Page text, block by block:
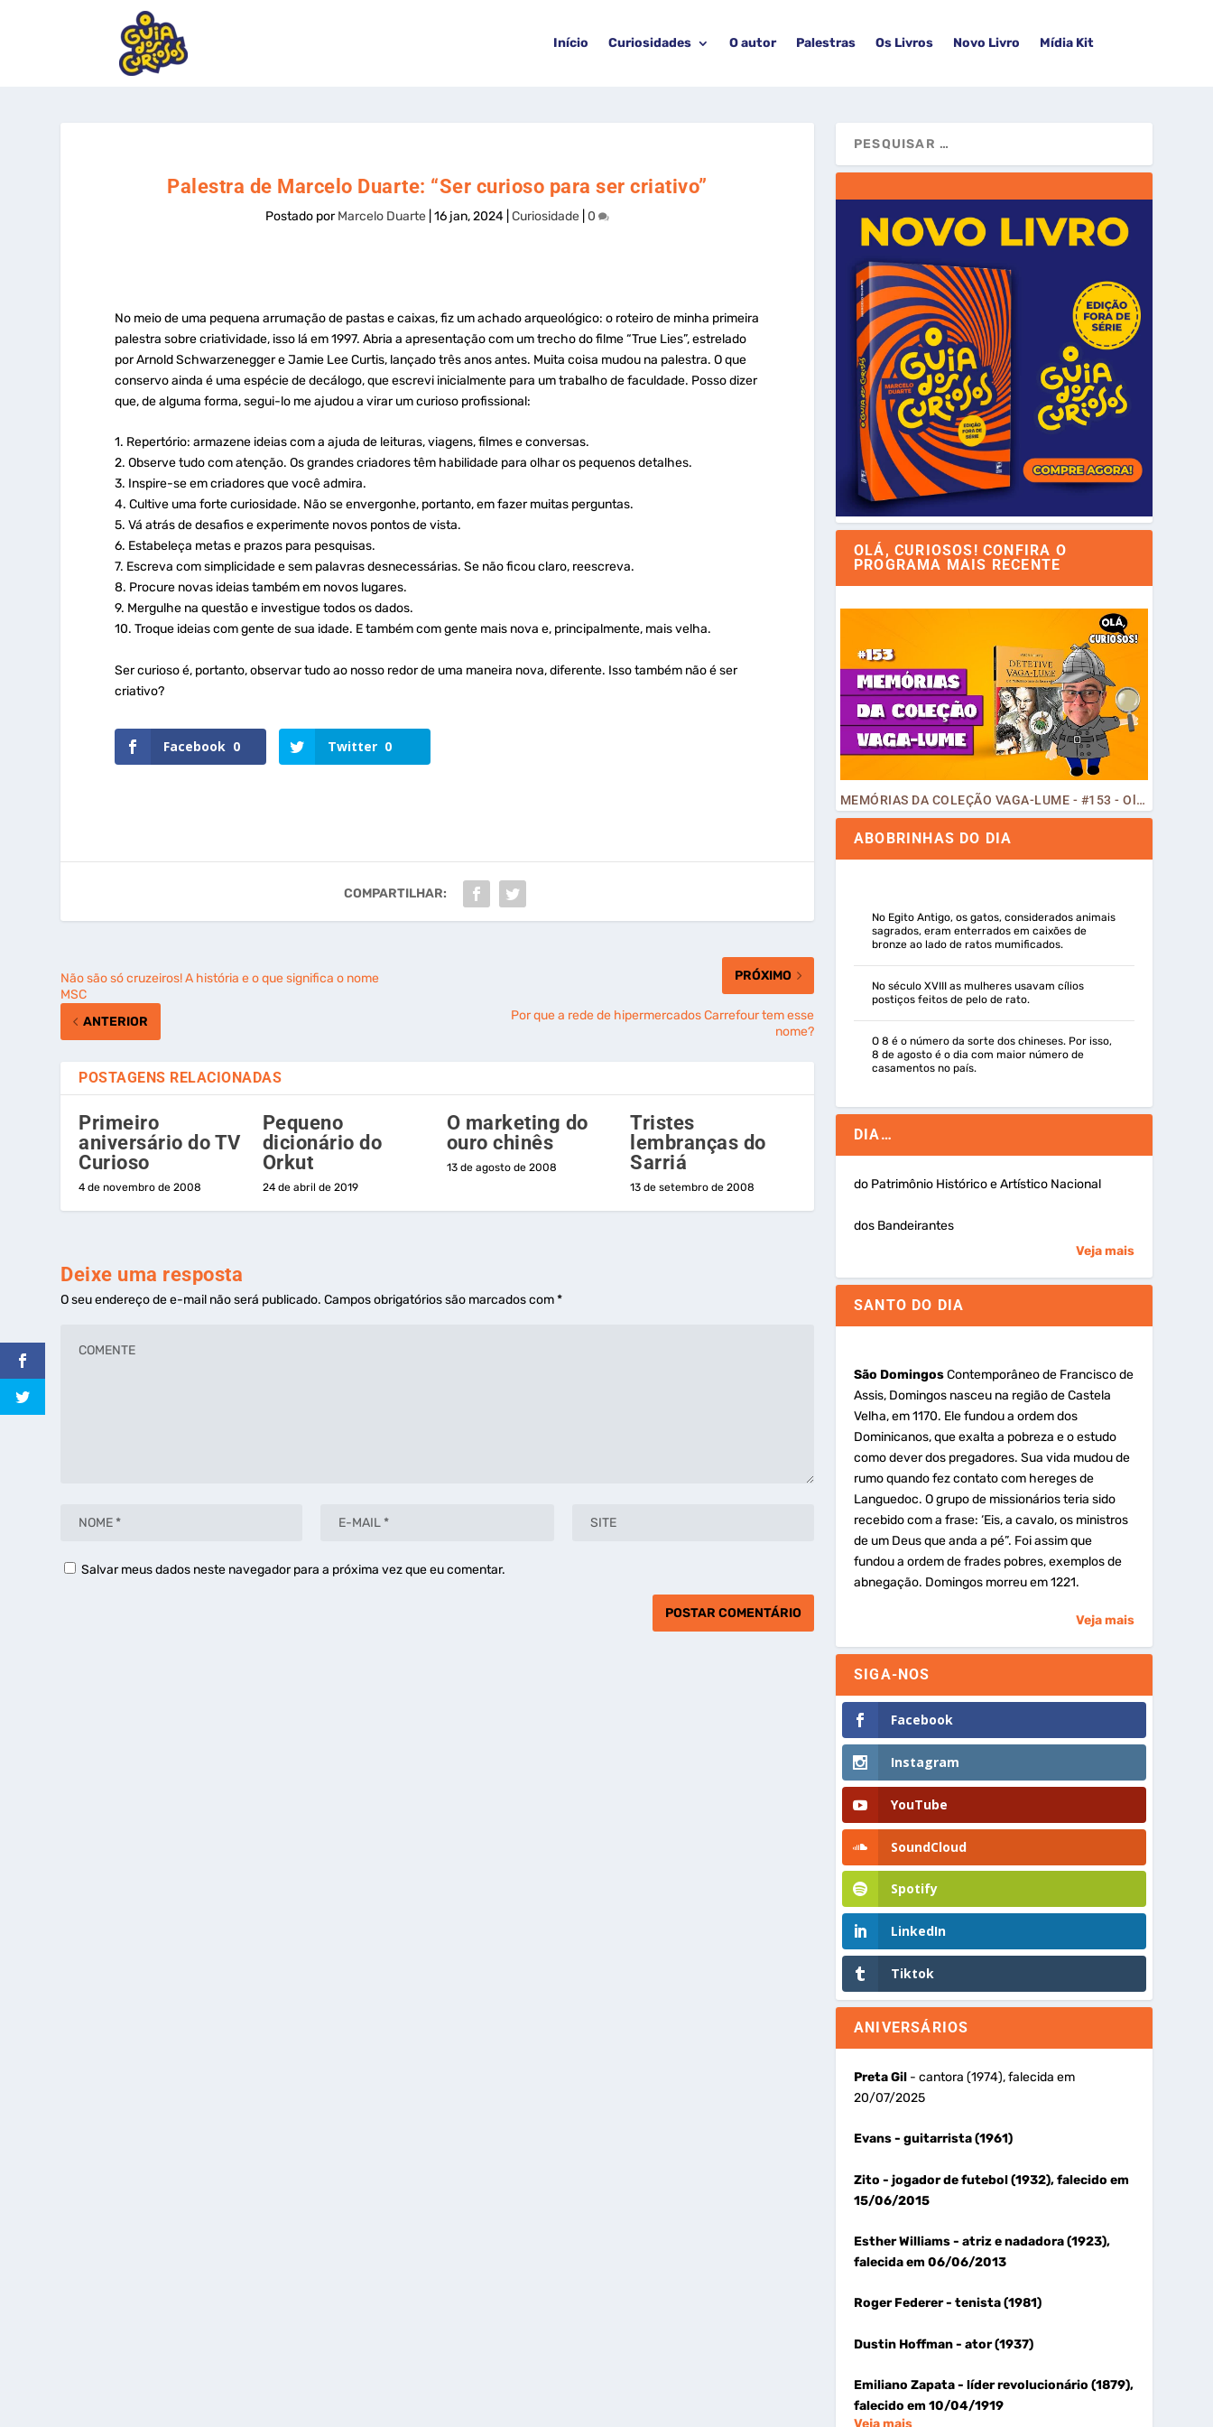
Início Curiosidades O autor Palestras Os Livros Novo Livro Mídia Kit
Palestra de Marcelo Duarte: “Ser curioso para ser criativo”
Postado porMarcelo Duarte |16 jan, 2024 |Curiosidade 0
No meio de uma pequena arrumação de pastas e caixas, fiz um achado arqueológico: o roteiro de minha primeira
palestra sobre criatividade, isso lá em 1997. Abria a apresentação com um trecho do filme “True Lies”, estrelado
por Arnold Schwarzenegger e Jamie Lee Curtis, lançado três anos antes. Muita coisa mudou na palestra. O que
conservo ainda é uma espécie de decálogo, que escrevi inicialmente para um trabalho de faculdade. Posso dizer
que, de alguma forma, segui-lo me ajudou a virar um curioso profissional:
1. Repertório: armazene ideias com a ajuda de leituras, viagens, filmes e conversas.
2. Observe tudo com atenção. Os grandes criadores têm habilidade para olhar os pequenos detalhes.
3. Inspire-se em criadores que você admira.
4. Cultive uma forte curiosidade. Não se envergonhe, portanto, em fazer muitas perguntas.
5. Vá atrás de desafios e experimente novos pontos de vista.
6. Estabeleça metas e prazos para pesquisas.
7. Escreva com simplicidade e sem palavras desnecessárias. Se não ficou claro, reescreva.
8. Procure novas ideias também em novos lugares.
9. Mergulhe na questão e investigue todos os dados.
10. Troque ideias com gente de sua idade. E também com gente mais nova e, principalmente, mais velha.
Ser curioso é, portanto, observar tudo ao nosso redor de uma maneira nova, diferente. Isso também não é ser
criativo?
Facebook 0 Twitter 0
COMPARTILHAR:
Não são só cruzeiros! A história e o que significa o nome
MSC
ANTERIOR
PRÓXIMO
Por que a rede de hipermercados Carrefour tem esse
nome?
POSTAGENS RELACIONADAS
Primeiro
aniversário do TV
Curioso
4 de novembro de 2008
Pequeno
dicionário do
Orkut
24 de abril de 2019
O marketing do
ouro chinês
13 de agosto de 2008
Tristes
lembranças do
Sarriá
13 de setembro de 2008
Deixe uma resposta
O seu endereço de e-mail não será publicado. Campos obrigatórios são marcados com*
Salvar meus dados neste navegador para a próxima vez que eu comentar.
OLÁ, CURIOSOS! CONFIRA O
PROGRAMA MAIS RECENTE
MEMÓRIAS DA COLEÇÃO VAGA-LUME - #153 - Olá, Curiosos! 2023
ABOBRINHAS DO DIA
No Egito Antigo, os gatos, considerados animais
sagrados, eram enterrados em caixões de
bronze ao lado de ratos mumificados.
No século XVIII as mulheres usavam cílios
postiços feitos de pelo de rato.
O 8 é o número da sorte dos chineses. Por isso,
8 de agosto é o dia com maior número de
casamentos no país.
DIA…
do Patrimônio Histórico e Artístico Nacional
dos Bandeirantes
Veja mais
SANTO DO DIA
São DomingosContemporâneo de Francisco de
Assis, Domingos nasceu na região de Castela
Velha, em 1170. Ele fundou a ordem dos
Dominicanos, que exalta a pobreza e o estudo
como dever dos pregadores. Sua vida mudou de
rumo quando fez contato com hereges de
Languedoc. O grupo de missionários teria sido
recebido com a frase: ‘Eis, a cavalo, os ministros
de um Deus que anda a pé”. Foi assim que
fundou a ordem de frades pobres, exemplos de
abnegação. Domingos morreu em 1221.
Veja mais
SIGA-NOS
Facebook
Instagram
YouTube
SoundCloud
Spotify
LinkedIn
Tiktok
ANIVERSÁRIOS
Preta Gil- cantora (1974), falecida em
20/07/2025
Evans- guitarrista (1961)
Zito - jogador de futebol (1932), falecido em
15/06/2015
Esther Williams- atriz e nadadora (1923),
falecida em 06/06/2013
Roger Federer- tenista (1981)
Dustin Hoffman- ator (1937)
Emiliano Zapata- líder revolucionário (1879),
falecido em 10/04/1919
Veja mais